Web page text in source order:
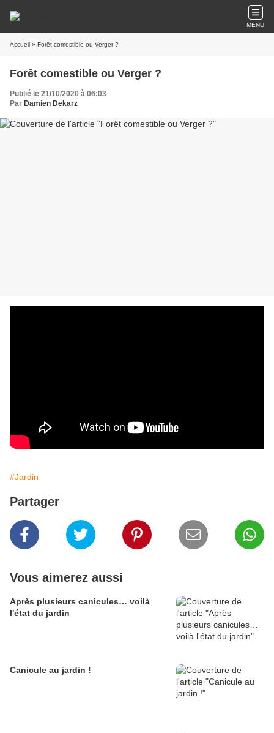
MENU
Accueil » Forêt comestible ou Verger ?
Forêt comestible ou Verger ?
Publié le 21/10/2020 à 06:03
Par Damien Dekarz
#Jardin
Partager
Vous aimerez aussi
Après plusieurs canicules… voilà
l'état du jardin
Canicule au jardin !